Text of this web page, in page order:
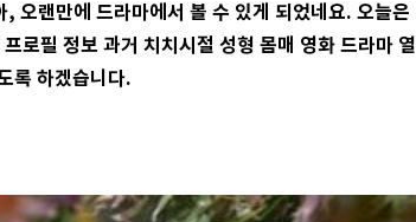
오랜만에 드라마에서 볼 수 있게 되었네요. 오늘은
로필 정보 과거 치치시절 성형 몸매 영화 드라마 열
록 하겠습니다.